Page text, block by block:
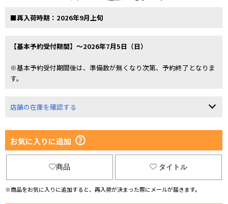
■再入荷時期：2026年9月上旬
【基本予約受付期間】～2026年7月5日（日）
※基本予約受付期間後は、準備数が無くなり次第、予約終了となりま
す。
店舗の在庫を確認する
お気に入りに追加
商品 タイトル
※商品をお気に入りに追加すると、再入荷が決まった際にメールが届きます。